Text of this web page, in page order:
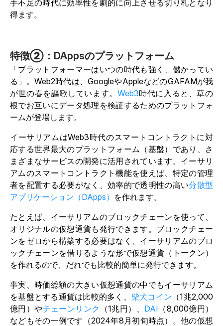
手不足の時代に効率性を劇的に向上させる切り札となり
得ます。
特徴②：DAppsのプラットフォーム
「プラットフォーマーはいつの時代も強く、儲かってい
る」。Web2時代は、GoogleやAppleなどのGAFAMが我
が世の春を謳歌しています。 Web3時代に入ると、草の
根でお互いにデータ処理を検証するためのプラットフォ
ームが登場します。
イーサリアムはWeb3時代のスマートコントラクトに対
応する世界最大のプラットフォーム（基盤）であり、さ
まざまなサービスの開発に活用されています。イーサリ
アムのスマートコントラクト機能を使えば、特定の管理
者を配置する必要がなく、 効率的で透明性の高い分散型
アプリケーション（DApps） を作れます。
たとえば、イーサリアムのブロックチェーンを使って、
オリジナルの仮想通貨も発行できます。ブロックチェー
ンをゼロから構築する必要はなく、イーサリアムのブロ
ックチェーンを借りるような形で仮想通貨（トークン）
を作れるので、だれでも比較的簡単に発行できます。
事実、時価総額の大きい仮想通貨の中でもイーサリアム
を基盤とする通貨は比較的多く、 柴犬コイン （1兆2,000
億円）やチェーンリンク （1兆円）、 DAI （8,000億円）
などもその一例です（2024年8月初旬時点）。他の仮想